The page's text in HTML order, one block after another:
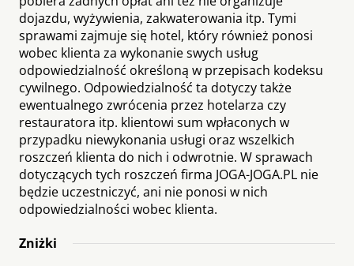
dojazdu, wyżywienia, zakwaterowania itp. Tymi
sprawami zajmuje się hotel, który również ponosi
wobec klienta za wykonanie swych usług
odpowiedzialność określoną w przepisach kodeksu
cywilnego. Odpowiedzialność ta dotyczy także
ewentualnego zwrócenia przez hotelarza czy
restauratora itp. klientowi sum wpłaconych w
przypadku niewykonania usługi oraz wszelkich
roszczeń klienta do nich i odwrotnie. W sprawach
dotyczących tych roszczeń firma JOGA-JOGA.PL nie
będzie uczestniczyć, ani nie ponosi w nich
odpowiedzialności wobec klienta.
Zniżki